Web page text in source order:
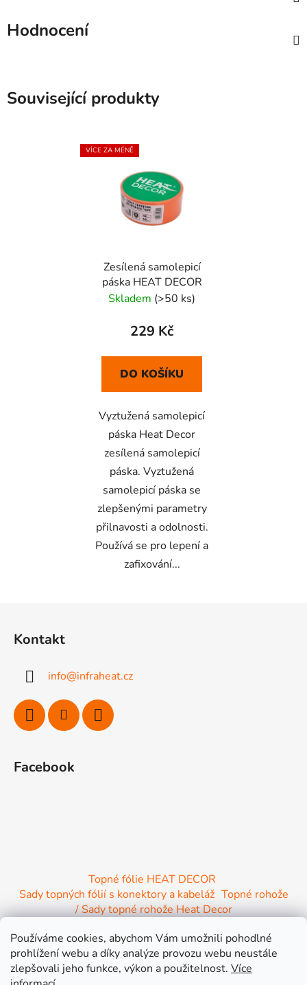
Používáme cookies, abychom Vám umožnili pohodlné
prohlížení webu a díky analýze provozu webu neustále
zlepšovali jeho funkce, výkon a použitelnost. Více
Hodnocení
Související produkty
VÍCE ZA MÉNĚ
Zesílená samolepicí
páska HEAT DECOR
Skladem (>50 ks)
229 Kč
DO KOŠÍKU
Vyztužená samolepicí
páska Heat Decor
zesílená samolepicí
páska. Vyztužená
samolepicí páska se
zlepšenými parametry
přilnavosti a odolnosti.
Používá se pro lepení a
zafixování...
Kontakt
info@infraheat.cz
Facebook
Topné fólie HEAT DECOR
Sady topných fólií s konektory a kabeláž Topné rohože
/ Sady topné rohože Heat Decor
/ Instalační materiál / Topné Infrapanely
/ Relaxační lehátko NIRE s Infra ohřevem